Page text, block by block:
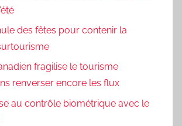
des fêtes pour contenir la
fragilise le tourisme
renverser encore les flux
au contrôle biométrique avec le